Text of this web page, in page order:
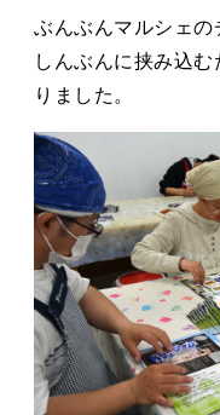
でんぱた
お知らせ
アクセス
お問い合わせ
ぶんぶんマルシェ
しんぶんに挟み込
りました。